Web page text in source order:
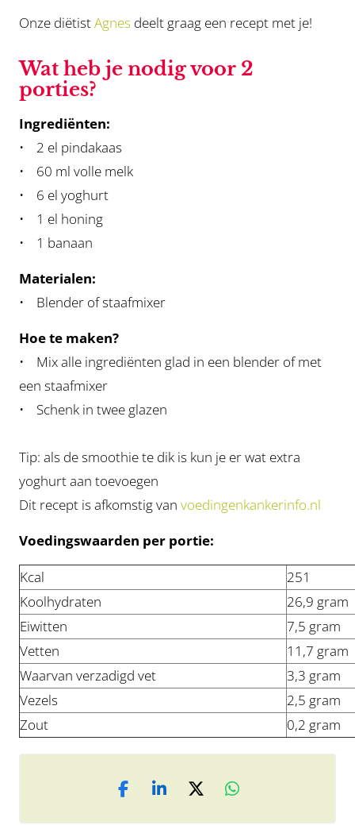
Onze diëtistAgnes deelt graag een recept met je!
Wat heb je nodig voor 2
porties?
Ingrediënten:
• 2 el pindakaas
• 60 ml volle melk
• 6 el yoghurt
• 1 el honing
• 1 banaan
Materialen:
• Blender of staafmixer
Hoe te maken?
• Mix alle ingrediënten glad in een blender of met
een staafmixer
• Schenk in twee glazen
Tip: als de smoothie te dik is kun je er wat extra
yoghurt aan toevoegen
Dit recept is afkomstig van voedingenkankerinfo.nl
Voedingswaarden per portie:
Kcal
251
Koolhydraten
26,9 gram
Eiwitten
7,5 gram
Vetten
11,7 gram
Waarvan verzadigd vet
3,3 gram
Vezels
2,5 gram
Zout
0,2 gram